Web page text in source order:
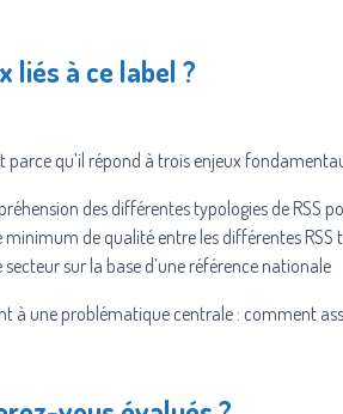
liés à ce label ?
parce qu’il répond à trois enjeux
des différentes typologies de RSS
minimum de qualité entre les différentes
sur la base d’une référence nationale
à une problématique centrale : comment